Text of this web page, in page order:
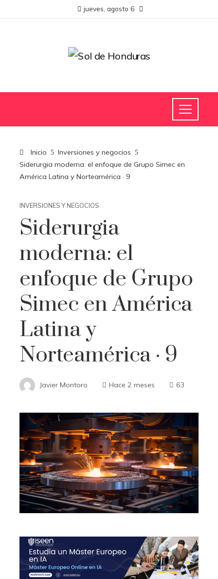
jueves, agosto 6
Inicio
Inversiones y negocios
Siderurgia moderna: el enfoque de Grupo Simec en
América Latina y Norteamérica · 9
INVERSIONES Y NEGOCIOS
Siderurgia
moderna: el
enfoque de Grupo
Simec en América
Latina y
Norteamérica · 9
Javier Montoro Hace 2 meses 63